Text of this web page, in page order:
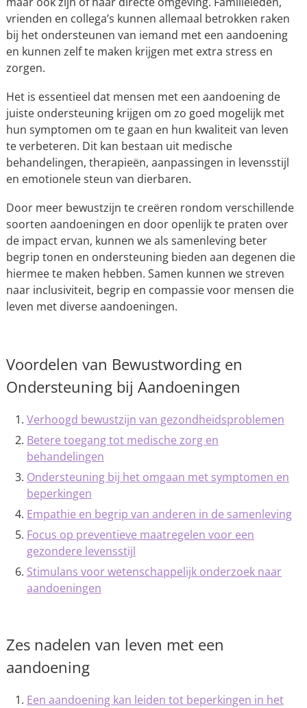
vrienden en collega’s kunnen allemaal betrokken raken
bij het ondersteunen van iemand met een aandoening
en kunnen zelf te maken krijgen met extra stress en
zorgen.
Het is essentieel dat mensen met een aandoening de
juiste ondersteuning krijgen om zo goed mogelijk met
hun symptomen om te gaan en hun kwaliteit van leven
te verbeteren. Dit kan bestaan uit medische
behandelingen, therapieën, aanpassingen in levensstijl
en emotionele steun van dierbaren.
Door meer bewustzijn te creëren rondom verschillende
soorten aandoeningen en door openlijk te praten over
de impact ervan, kunnen we als samenleving beter
begrip tonen en ondersteuning bieden aan degenen die
hiermee te maken hebben. Samen kunnen we streven
naar inclusiviteit, begrip en compassie voor mensen die
leven met diverse aandoeningen.
Voordelen van Bewustwording en
Ondersteuning bij Aandoeningen
Verhoogd bewustzijn van gezondheidsproblemen
Betere toegang tot medische zorg en
behandelingen
Ondersteuning bij het omgaan met symptomen en
beperkingen
Empathie en begrip van anderen in de samenleving
Focus op preventieve maatregelen voor een
gezondere levensstijl
Stimulans voor wetenschappelijk onderzoek naar
aandoeningen
Zes nadelen van leven met een
aandoening
Een aandoening kan leiden tot beperkingen in het